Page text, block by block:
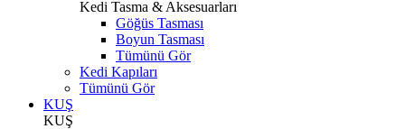
Kedi Tasma & Aksesuarları
Göğüs Tasması
Boyun Tasması
Tümünü Gör
Kedi Kapıları
Tümünü Gör
KUŞ
KUŞ